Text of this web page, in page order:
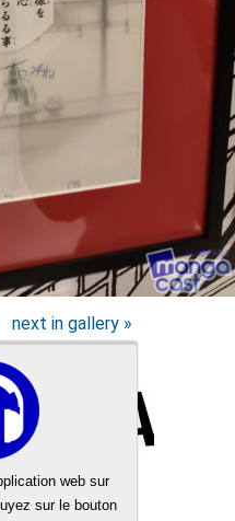
next in gallery »